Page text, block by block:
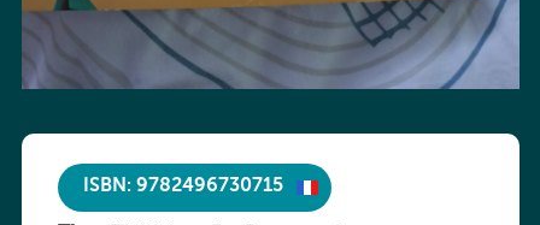
ISBN: 9782496730715